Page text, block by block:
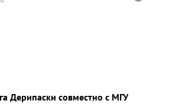
Дерипаски совместно с МГУ